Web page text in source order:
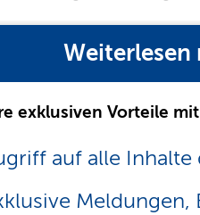
exklusiven Vorteile
auf alle